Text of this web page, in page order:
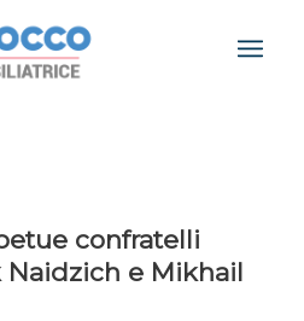
confratelli
Naidzich e Mikhail